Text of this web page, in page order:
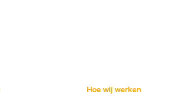
Hoe wij werken